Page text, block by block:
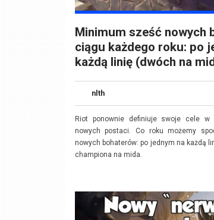
Minimum sześć nowych
ciągu każdego roku: po
każdą linię (dwóch na
nlth
Riot ponownie definiuje swoje cele w
nowych postaci. Co roku możemy
nowych bohaterów: po jednym na każdą
championa na mida.